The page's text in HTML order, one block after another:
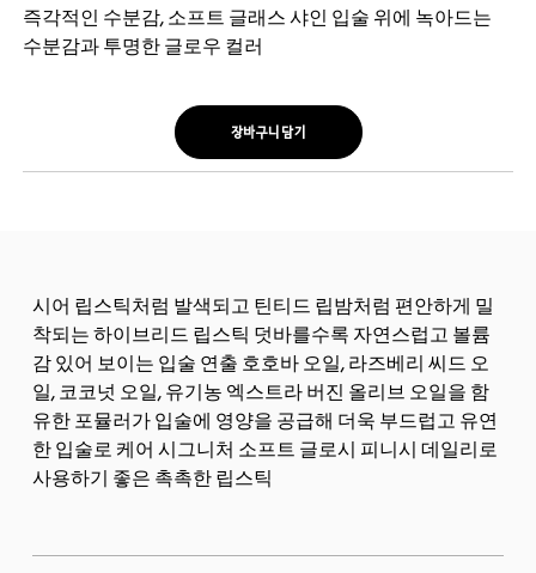
즉각적인 수분감, 소프트 글래스 샤인 입술 위에 녹아드는
수분감과 투명한 글로우 컬러
장바구니 담기
시어 립스틱처럼 발색되고 틴티드 립밤처럼 편안하게 밀
착되는 하이브리드 립스틱 덧바를수록 자연스럽고 볼륨
감 있어 보이는 입술 연출 호호바 오일, 라즈베리 씨드 오
일, 코코넛 오일, 유기농 엑스트라 버진 올리브 오일을 함
유한 포뮬러가 입술에 영양을 공급해 더욱 부드럽고 유연
한 입술로 케어 시그니처 소프트 글로시 피니시 데일리로
사용하기 좋은 촉촉한 립스틱